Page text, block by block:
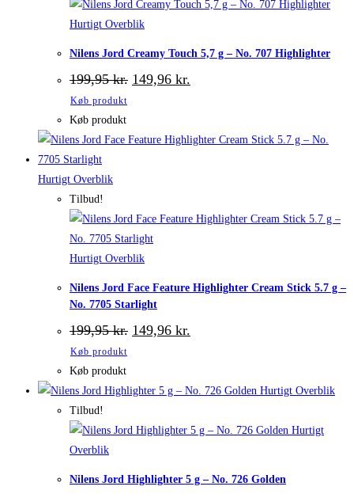
Hurtigt Overblik
Nilens Jord Creamy Touch 5,7 g – No. 707 Highlighter
199,95kr. Den
oprindelige
199,95 kr..
149,96 kr.
149,96 kr..
Køb produkt
Køb produkt
Hurtigt Overblik
Tilbud!
Hurtigt Overblik
Nilens Jord Face Feature Highlighter Cream Stick 5.7 g –
No. 7705 Starlight
199,95kr. Den
oprindelige
199,95 kr..
149,96 kr.
149,96 kr..
Køb produkt
Køb produkt
Hurtigt Overblik
Tilbud!
Hurtigt
Overblik
Nilens Jord Highlighter 5 g – No. 726 Golden